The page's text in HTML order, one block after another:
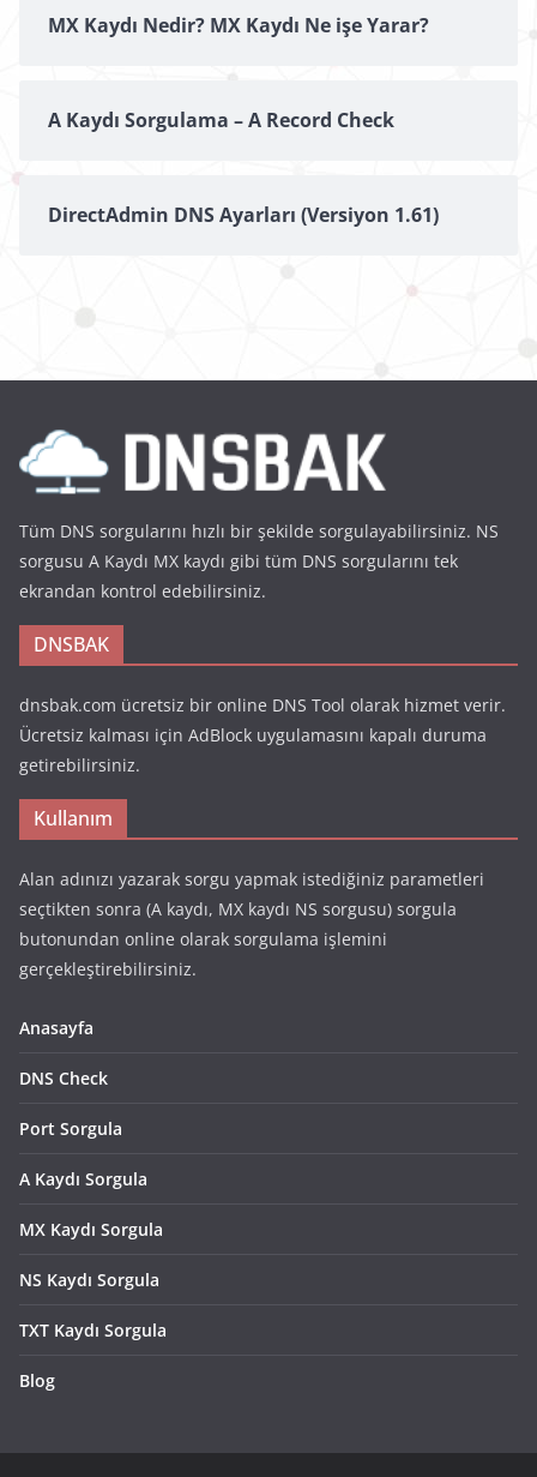
MX Kaydı Nedir? MX Kaydı Ne işe Yarar?
A Kaydı Sorgulama – A Record Check
DirectAdmin DNS Ayarları (Versiyon 1.61)
Tüm DNS sorgularını hızlı bir şekilde sorgulayabilirsiniz. NS
sorgusu A Kaydı MX kaydı gibi tüm DNS sorgularını tek
ekrandan kontrol edebilirsiniz.
DNSBAK
dnsbak.com ücretsiz bir online DNS Tool olarak hizmet verir.
Ücretsiz kalması için AdBlock uygulamasını kapalı duruma
getirebilirsiniz.
Kullanım
Alan adınızı yazarak sorgu yapmak istediğiniz parametleri
seçtikten sonra (A kaydı, MX kaydı NS sorgusu) sorgula
butonundan online olarak sorgulama işlemini
gerçekleştirebilirsiniz.
Anasayfa
DNS Check
Port Sorgula
A Kaydı Sorgula
MX Kaydı Sorgula
NS Kaydı Sorgula
TXT Kaydı Sorgula
Blog